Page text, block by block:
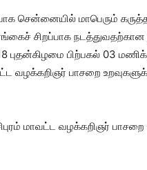
சென்னையில் மாபெரும்
சிறப்பாக
புதன்கிழமை பிற்பகல் 03
வழக்கறிஞர் பாசறை
மாவட்ட வழக்கறிஞர்